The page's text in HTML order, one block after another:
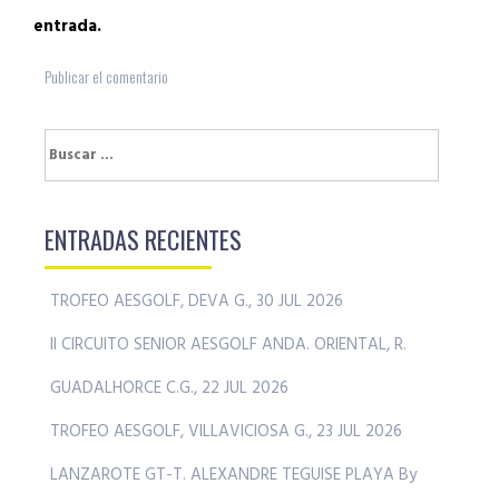
entrada.
Buscar:
ENTRADAS RECIENTES
TROFEO AESGOLF, DEVA G., 30 JUL 2026
II CIRCUITO SENIOR AESGOLF ANDA. ORIENTAL, R.
GUADALHORCE C.G., 22 JUL 2026
TROFEO AESGOLF, VILLAVICIOSA G., 23 JUL 2026
LANZAROTE GT-T. ALEXANDRE TEGUISE PLAYA By